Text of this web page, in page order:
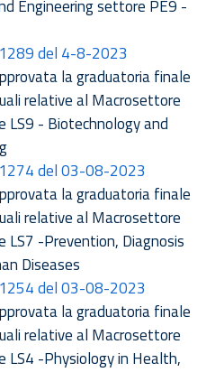
Engineering settore PE9 -
del 4-8-2023
la graduatoria finale
relative al Macrosettore
LS9 - Biotechnology and
del 03-08-2023
la graduatoria finale
relative al Macrosettore
LS7 -Prevention, Diagnosis
Diseases
del 03-08-2023
la graduatoria finale
relative al Macrosettore
LS4 -Physiology in Health,